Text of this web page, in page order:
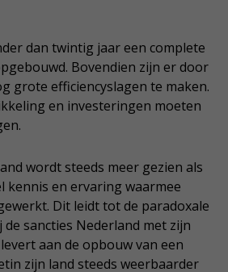
dan twintig jaar een complete
Bovendien zijn er door
grote efficiencyslagen te maken.
en investeringen moeten
wordt steeds meer gezien als
kennis en ervaring waarmee
Dit leidt tot de paradoxale
sancties Nederland met zijn
aan de opbouw van een
zijn land steeds weerbaarder